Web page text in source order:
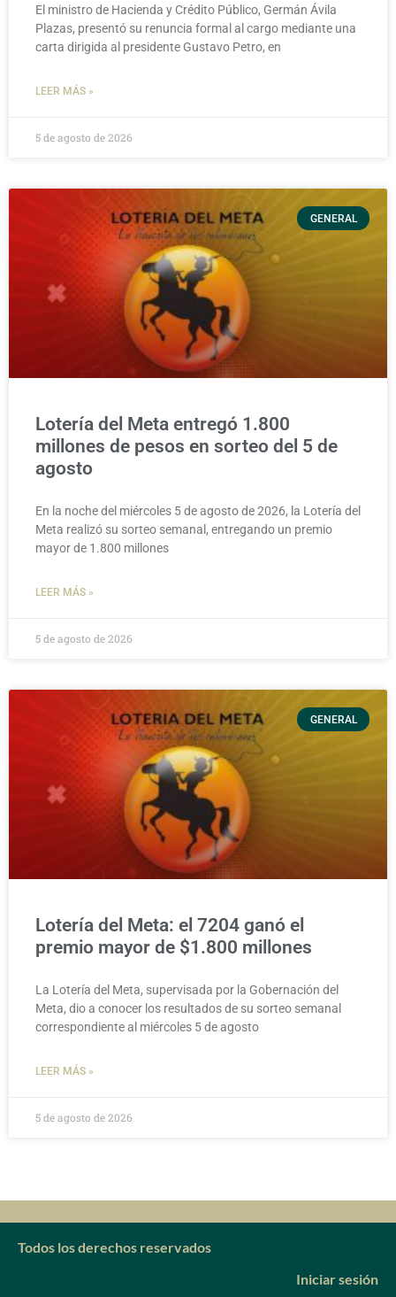
El ministro de Hacienda y Crédito Público, Germán Ávila
Plazas, presentó su renuncia formal al cargo mediante una
carta dirigida al presidente Gustavo Petro, en
LEER MÁS »
5 de agosto de 2026
GENERAL
Lotería del Meta entregó 1.800
millones de pesos en sorteo del 5 de
agosto
En la noche del miércoles 5 de agosto de 2026, la Lotería del
Meta realizó su sorteo semanal, entregando un premio
mayor de 1.800 millones
LEER MÁS »
5 de agosto de 2026
GENERAL
Lotería del Meta: el 7204 ganó el
premio mayor de $1.800 millones
La Lotería del Meta, supervisada por la Gobernación del
Meta, dio a conocer los resultados de su sorteo semanal
correspondiente al miércoles 5 de agosto
LEER MÁS »
5 de agosto de 2026
Todos los derechos reservados
Iniciar sesión